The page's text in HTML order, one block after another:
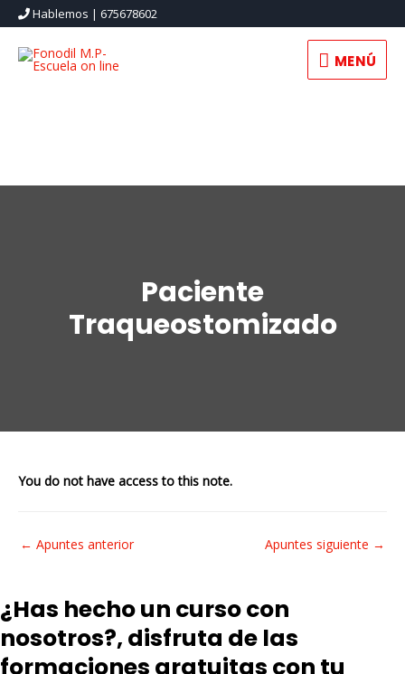
Hablemos | 675678602
MENÚ
MENÚ
Paciente
Traqueostomizado
You do not have access to this note.
Navegación
entradas
← Apuntes anterior Apuntes siguiente →
¿Has hecho un curso con
nosotros?, disfruta de las
formaciones gratuitas con tu